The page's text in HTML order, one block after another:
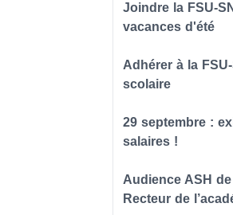
Joindre la FSU-
vacances d'été
Adhérer à la
scolaire
29 septembre :
salaires !
Audience ASH
Recteur de